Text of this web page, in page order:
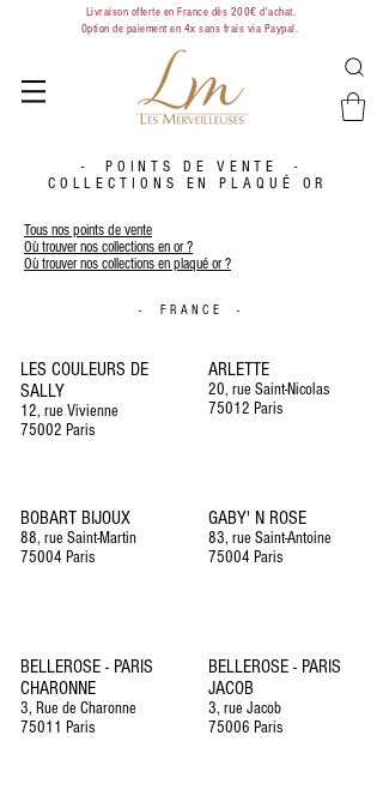
Livraison offerte en France dès 200€ d'achat.
Option de paiement en 4x sans frais via Paypal.
- POINTS DE VENTE -
COLLECTIONS EN PLAQUÉ OR
Tous nos points de vente
Où trouver nos collections en or ?
Où trouver nos collections en plaqué or ?
- FRANCE -
LES COULEURS DE
SALLY
12, rue Vivienne
75002 Paris
BOBART BIJOUX
88, rue Saint-Martin
75004 Paris
BELLEROSE - PARIS
CHARONNE
3, Rue de Charonne
75011 Paris
ARLETTE
20, rue Saint-Nicolas
75012 Paris
GABY' N ROSE
83, rue Saint-Antoine
75004 Paris
BELLEROSE - PARIS
JACOB
3, rue Jacob
75006 Paris